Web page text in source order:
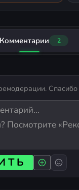
Комментарии 2
Спасибо